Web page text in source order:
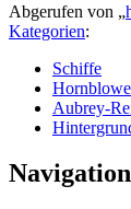
Abgerufen von „
Kategorien:
Schiffe
Aubrey-